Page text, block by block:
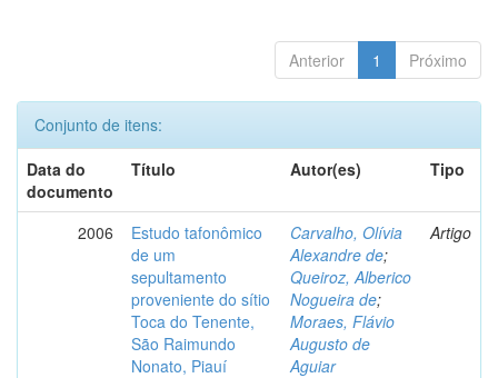
Anterior 1 Próximo
Conjunto de itens:
Data do
documento
Título Autor(es) Tipo
2006
Estudo tafonômico
de um
sepultamento
proveniente do sítio
Toca do Tenente,
São Raimundo
Nonato, Piauí
Carvalho, Olívia
Alexandre de;
Queiroz, Alberico
Nogueira de;
Moraes, Flávio
Augusto de
Aguiar
Artigo